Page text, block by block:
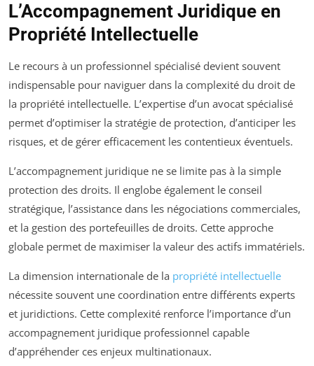
L’Accompagnement Juridique en
Propriété Intellectuelle
Le recours à un professionnel spécialisé devient souvent
indispensable pour naviguer dans la complexité du droit de
la propriété intellectuelle. L’expertise d’un avocat spécialisé
permet d’optimiser la stratégie de protection, d’anticiper les
risques, et de gérer efficacement les contentieux éventuels.
L’accompagnement juridique ne se limite pas à la simple
protection des droits. Il englobe également le conseil
stratégique, l’assistance dans les négociations commerciales,
et la gestion des portefeuilles de droits. Cette approche
globale permet de maximiser la valeur des actifs immatériels.
La dimension internationale de la propriété intellectuelle
nécessite souvent une coordination entre différents experts
et juridictions. Cette complexité renforce l’importance d’un
accompagnement juridique professionnel capable
d’appréhender ces enjeux multinationaux.